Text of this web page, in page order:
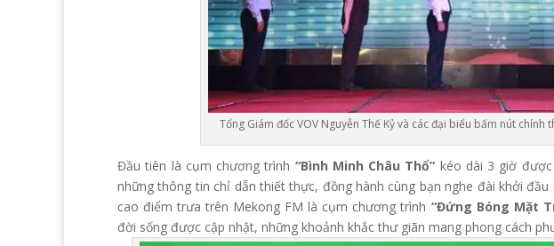
Tổng Giám đốc VOV Nguyễn Thế Kỷ và các đại biểu bấm nút chính
Đầu tiên là cụm chương trình “Bình Minh Châu Thổ” kéo dài 3 giờ
những thông tin chỉ dẫn thiết thực, đồng hành cùng bạn nghe đài khởi
cao điểm trưa trên Mekong FM là cụm chương trình “Đứng Bóng Mặt
đời sống được cập nhật, những khoảnh khắc thư giãn mang phong cách